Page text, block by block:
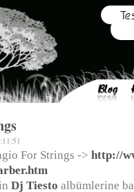
For Strings -> http://
Dj Tiesto albümlerine